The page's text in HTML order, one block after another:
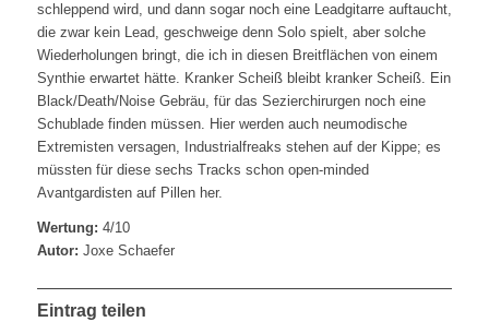
schleppend wird, und dann sogar noch eine Leadgitarre auftaucht,
die zwar kein Lead, geschweige denn Solo spielt, aber solche
Wiederholungen bringt, die ich in diesen Breitflächen von einem
Synthie erwartet hätte. Kranker Scheiß bleibt kranker Scheiß. Ein
Black/Death/Noise Gebräu, für das Sezierchirurgen noch eine
Schublade finden müssen. Hier werden auch neumodische
Extremisten versagen, Industrialfreaks stehen auf der Kippe; es
müssten für diese sechs Tracks schon open-minded
Avantgardisten auf Pillen her.
Wertung: 4/10
Autor: Joxe Schaefer
Eintrag teilen